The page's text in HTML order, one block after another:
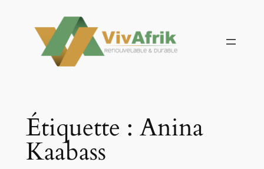
contenu
Étiquette : Anina
Kaabass